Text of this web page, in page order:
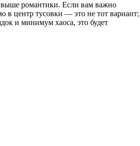
романтики. Если вам важно
в центр тусовки — это не тот вариант;
и минимум хаоса, это будет